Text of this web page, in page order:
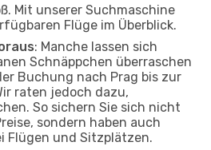
Mit unserer Suchmaschine
Flüge im Überblick.
: Manche lassen sich
Schnäppchen überraschen
Buchung nach Prag bis zur
raten jedoch dazu,
So sichern Sie sich nicht
sondern haben auch
Flügen und Sitzplätzen.